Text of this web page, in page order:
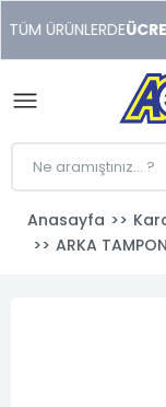
xonusu
veren
sitolar
ÜRÜNLERDE
Anasayfa
ARKA